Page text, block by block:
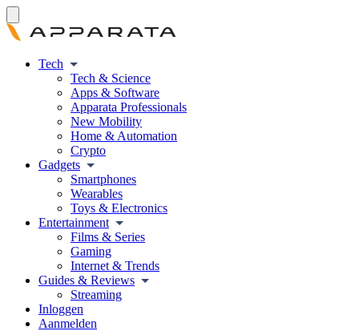
Tech
Tech & Science
Apps & Software
Apparata Professionals
New Mobility
Home & Automation
Crypto
Gadgets
Smartphones
Wearables
Toys & Electronics
Entertainment
Films & Series
Gaming
Internet & Trends
Guides & Reviews
Streaming
Inloggen
Aanmelden